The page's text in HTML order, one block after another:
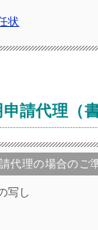
状
請代理（
代理の場合のご
写し